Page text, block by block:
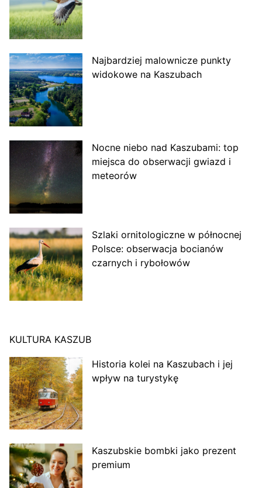
Najbardziej malownicze punkty
widokowe na Kaszubach
Nocne niebo nad Kaszubami: top
miejsca do obserwacji gwiazd i
meteorów
Szlaki ornitologiczne w północnej
Polsce: obserwacja bocianów
czarnych i rybołowów
KULTURA KASZUB
Historia kolei na Kaszubach i jej
wpływ na turystykę
Kaszubskie bombki jako prezent
premium